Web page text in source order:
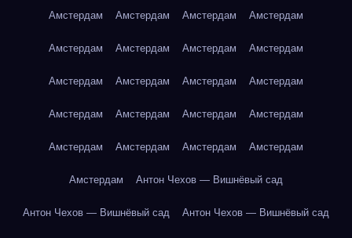
Амстердам Амстердам Амстердам Амстердам
Амстердам Амстердам Амстердам Амстердам
Амстердам Амстердам Амстердам Амстердам
Амстердам Амстердам Амстердам Амстердам
Амстердам Амстердам Амстердам Амстердам
Амстердам Антон Чехов — Вишнёвый сад
Антон Чехов — Вишнёвый сад Антон Чехов — Вишнёвый сад